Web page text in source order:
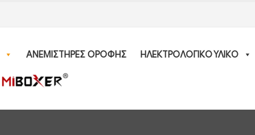
ΑΝΕΜΙΣΤΗΡΕΣ ΟΡΟΦΗΣ ΗΛΕΚΤΡΟΛΟΓΙΚΟ ΥΛΙΚΟ